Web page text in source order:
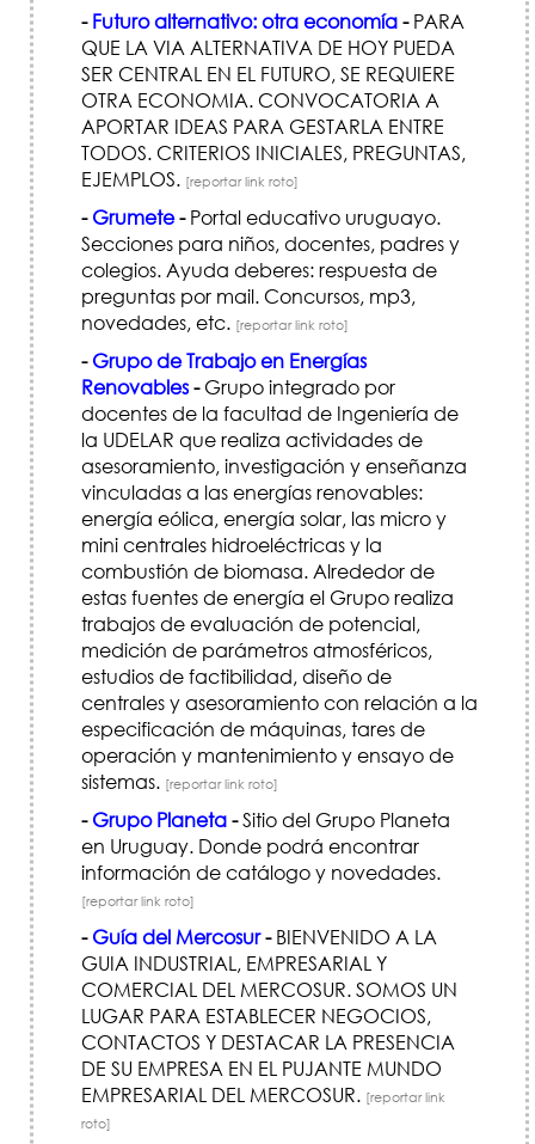
- Futuro alternativo: otra economía-PARA
QUE LA VIA ALTERNATIVA DE HOY PUEDA
SER CENTRAL EN EL FUTURO, SE REQUIERE
OTRA ECONOMIA. CONVOCATORIA A
APORTAR IDEAS PARA GESTARLA ENTRE
TODOS. CRITERIOS INICIALES, PREGUNTAS,
EJEMPLOS. [reportar link roto]
- Grumete-Portal educativo uruguayo.
Secciones para niños, docentes, padres y
colegios. Ayuda deberes: respuesta de
preguntas por mail. Concursos, mp3,
novedades, etc. [reportar link roto]
- Grupo de Trabajo en Energías
Renovables-Grupo integrado por
docentes de la facultad de Ingeniería de
la UDELAR que realiza actividades de
asesoramiento, investigación y enseñanza
vinculadas a las energías renovables:
energía eólica, energía solar, las micro y
mini centrales hidroeléctricas y la
combustión de biomasa. Alrededor de
estas fuentes de energía el Grupo realiza
trabajos de evaluación de potencial,
medición de parámetros atmosféricos,
estudios de factibilidad, diseño de
centrales y asesoramiento con relación a la
especificación de máquinas, tares de
operación y mantenimiento y ensayo de
sistemas. [reportar link roto]
- Grupo Planeta-Sitio del Grupo Planeta
en Uruguay. Donde podrá encontrar
información de catálogo y novedades.
[reportar link roto]
- Guía del Mercosur-BIENVENIDO A LA
GUIA INDUSTRIAL, EMPRESARIAL Y
COMERCIAL DEL MERCOSUR. SOMOS UN
LUGAR PARA ESTABLECER NEGOCIOS,
CONTACTOS Y DESTACAR LA PRESENCIA
DE SU EMPRESA EN EL PUJANTE MUNDO
EMPRESARIAL DEL MERCOSUR. [reportar link
roto]